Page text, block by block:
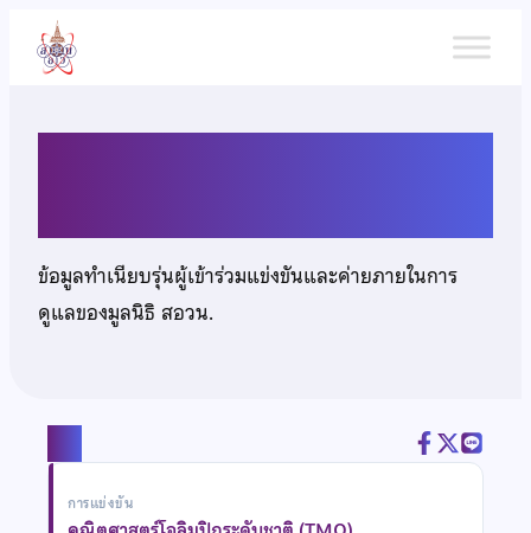
เนื้อหา
ข้อมูลทำเนียบรุ่นผู้เข้าร่วมแข่งขันและค่ายภายในการ
ดูแลของมูลนิธิ สอวน.
การแข่งขัน